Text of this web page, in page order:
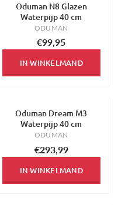
Oduman N8 Glazen
Waterpijp 40 cm
ODUMAN
€99,95
IN WINKELMAND
Oduman Dream M3
Waterpijp 40 cm
ODUMAN
€293,99
IN WINKELMAND